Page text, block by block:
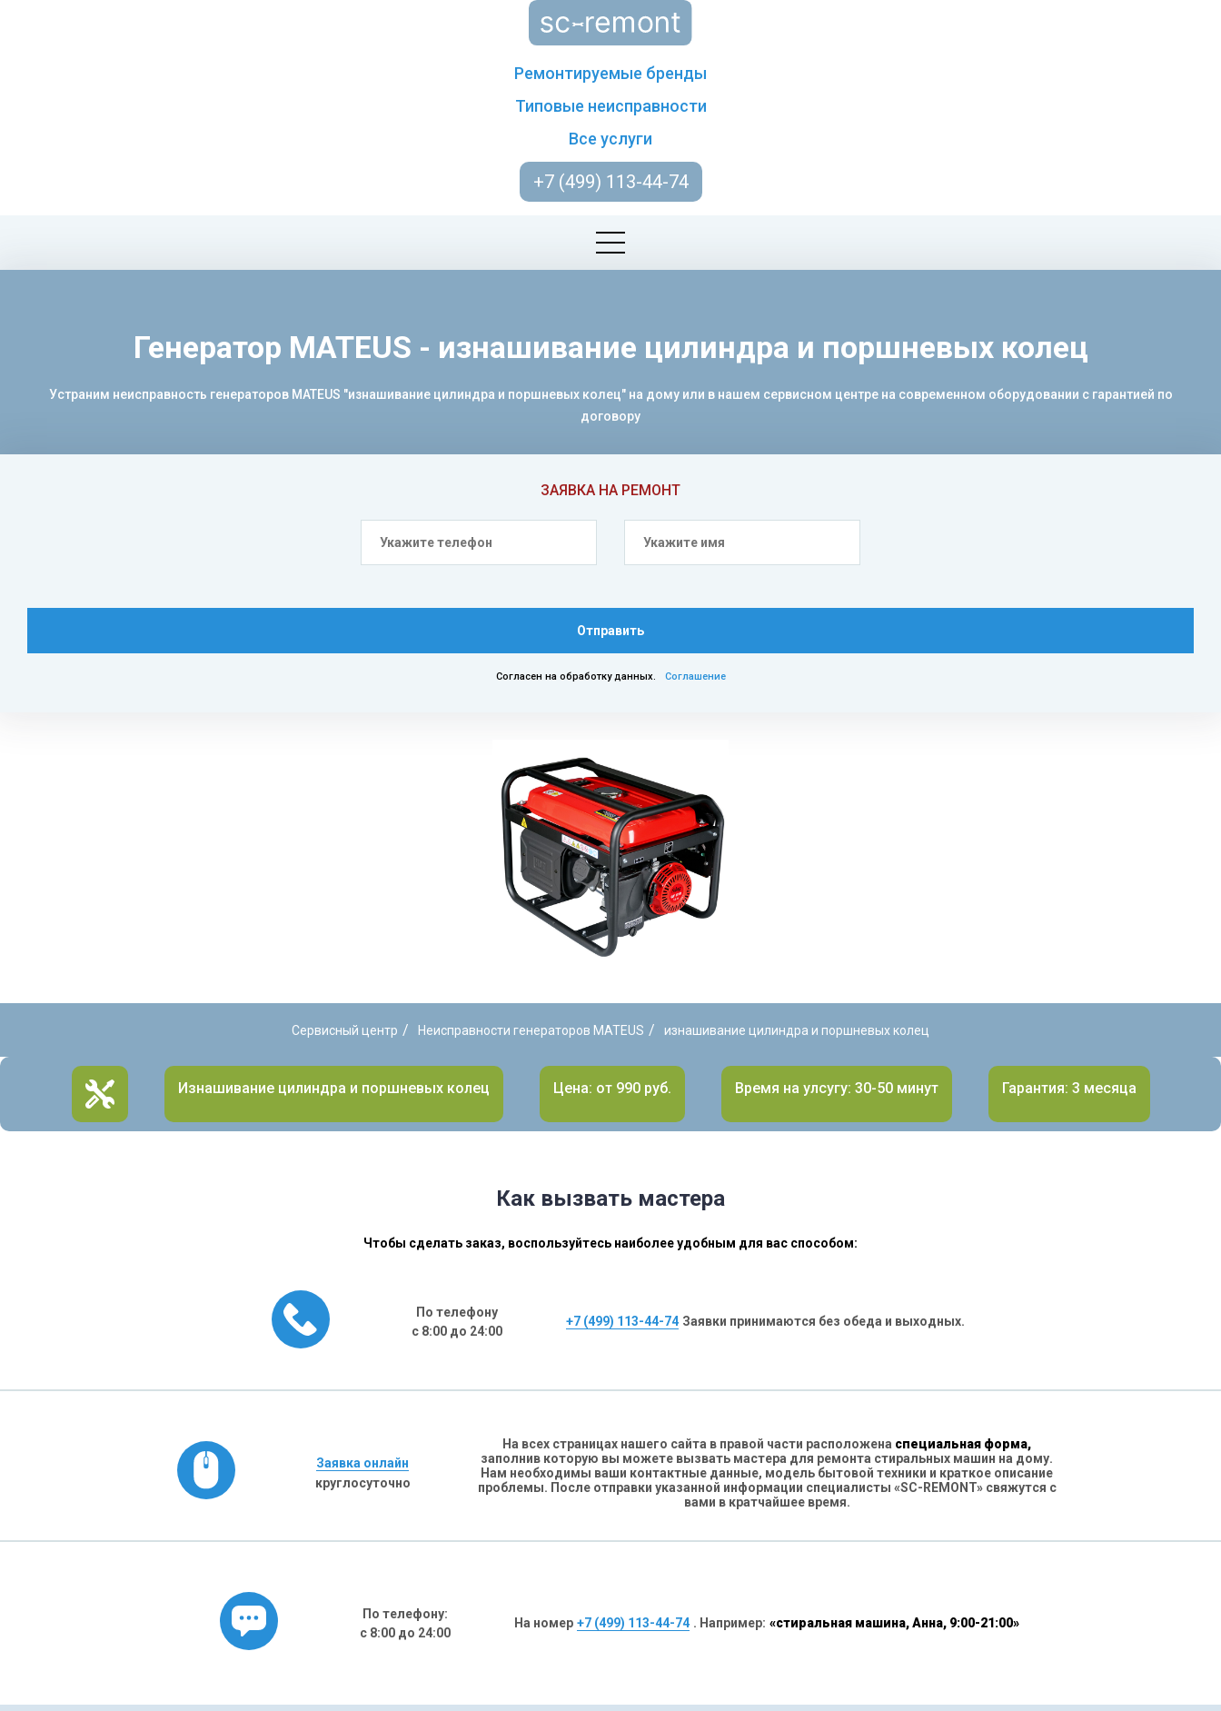
Ремонтируемые бренды
Типовые неисправности
Все услуги
+7 (499) 113-44-74
ЗАЯВКА НА РЕМОНТ
Отправить
Согласен на обработку данных. Соглашение
Генератор MATEUS - изнашивание цилиндра и поршневых колец
Устраним неисправность генераторов MATEUS "изнашивание цилиндра и поршневых колец" на дому или в нашем сервисном центре на современном оборудовании с гарантией по
договору
Сервисный центр / Неисправности генераторов MATEUS / изнашивание цилиндра и поршневых колец
Изнашивание цилиндра и поршневых колец Цена: от 990 руб. Время на улсугу: 30-50 минут Гарантия: 3 месяца
Как вызвать мастера
Чтобы сделать заказ, воспользуйтесь наиболее удобным для вас способом:
По телефону
с 8:00 до 24:00
+7 (499) 113-44-74 Заявки принимаются без обеда и выходных.
Заявка онлайн
круглосуточно
На всех страницах нашего сайта в правой части расположена специальная форма,
заполнив которую вы можете вызвать мастера для ремонта стиральных машин на дому.
Нам необходимы ваши контактные данные, модель бытовой техники и краткое описание
проблемы. После отправки указанной информации специалисты «SC-REMONT» свяжутся с
вами в кратчайшее время.
По телефону:
с 8:00 до 24:00
На номер +7 (499) 113-44-74 . Например: «стиральная машина, Анна, 9:00-21:00»